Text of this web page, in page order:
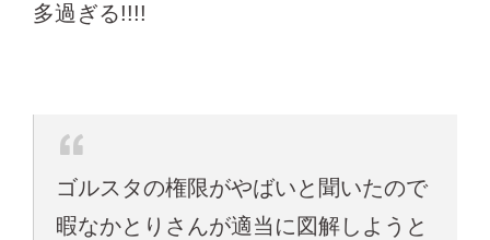
多過ぎる!!!!
ゴルスタの権限がやばいと聞いたので
暇なかとりさんが適当に図解しようと